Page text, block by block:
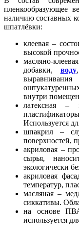
пленкообразующее
наличию составных
шпатлёвки:
клеевая –
высокой
масляно-
добавки, воду
выравнивания
внутри
латексная –
Используется
шпакрил –
поверхностей,
акриловая –
сырья,
экологически
акриловая
температур,
масляная –
сиккативы.
на основе
используется